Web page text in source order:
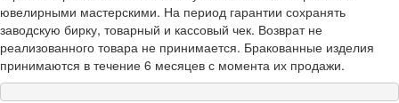
ювелирными мастерскими. На период гарантии сохранять
заводскую бирку, товарный и кассовый чек. Возврат не
реализованного товара не принимается. Бракованные изделия
принимаются в течение 6 месяцев с момента их продажи.